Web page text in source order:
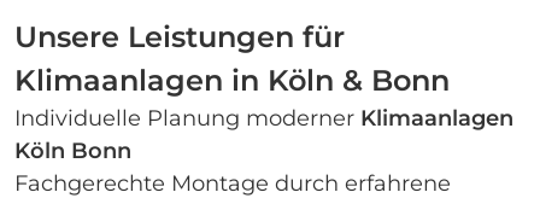
Unsere Leistungen für
Klimaanlagen in Köln & Bonn
Individuelle Planung moderner Klimaanlagen
Köln Bonn
Fachgerechte Montage durch erfahrene